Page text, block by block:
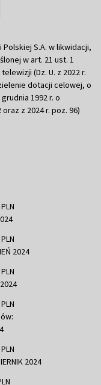
S.A. w likwidacji,
w art. 21 ust. 1
(Dz. U. z 2022 r.
dotacji celowej, o
1992 r. o
z 2024 r. poz. 96)
2024
2024